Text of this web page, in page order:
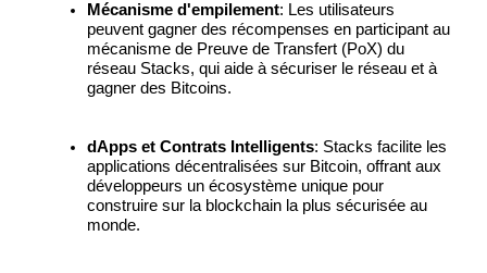
Devenez un trader de copie
Profitez du partage des bénéfices et des commissions de copy
trading
Mécanisme d'empilement: Les utilisateurs
peuvent gagner des récompenses en participant au
mécanisme de Preuve de Transfert (PoX) du
réseau Stacks, qui aide à sécuriser le réseau et à
gagner des Bitcoins.
dApps et Contrats Intelligents: Stacks facilite les
applications décentralisées sur Bitcoin, offrant aux
développeurs un écosystème unique pour
construire sur la blockchain la plus sécurisée au
monde.